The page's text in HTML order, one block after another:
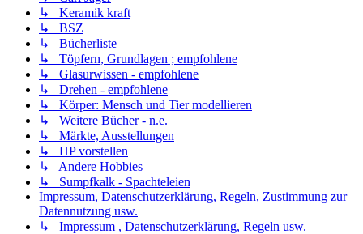
↳ Keramik kraft
↳ BSZ
↳ Bücherliste
↳ Töpfern, Grundlagen ; empfohlene
↳ Glasurwissen - empfohlene
↳ Drehen - empfohlene
↳ Körper: Mensch und Tier modellieren
↳ Weitere Bücher - n.e.
↳ Märkte, Ausstellungen
↳ HP vorstellen
↳ Andere Hobbies
↳ Sumpfkalk - Spachteleien
Impressum, Datenschutzerklärung, Regeln, Zustimmung zur
Datennutzung usw.
↳ Impressum , Datenschutzerklärung, Regeln usw.